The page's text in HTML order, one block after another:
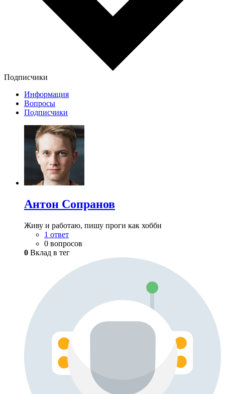
Подписчики
Информация
Вопросы
Подписчики
Антон Сопранов
Живу и работаю, пишу проги как хобби
1 ответ
0 вопросов
0 Вклад в тег